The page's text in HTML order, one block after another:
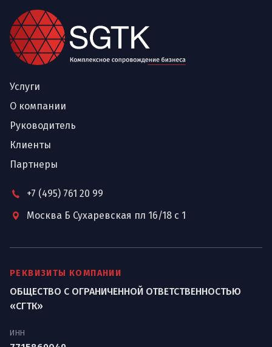
Услуги
О компании
Руководитель
Клиенты
Партнеры
+7 (495) 761 20 99
Москва Б Сухаревская пл 16/18 с 1
РЕКВИЗИТЫ КОМПАНИИ
ОБЩЕСТВО С ОГРАНИЧЕННОЙ ОТВЕТСТВЕННОСТЬЮ
«СГТК»
ИНН